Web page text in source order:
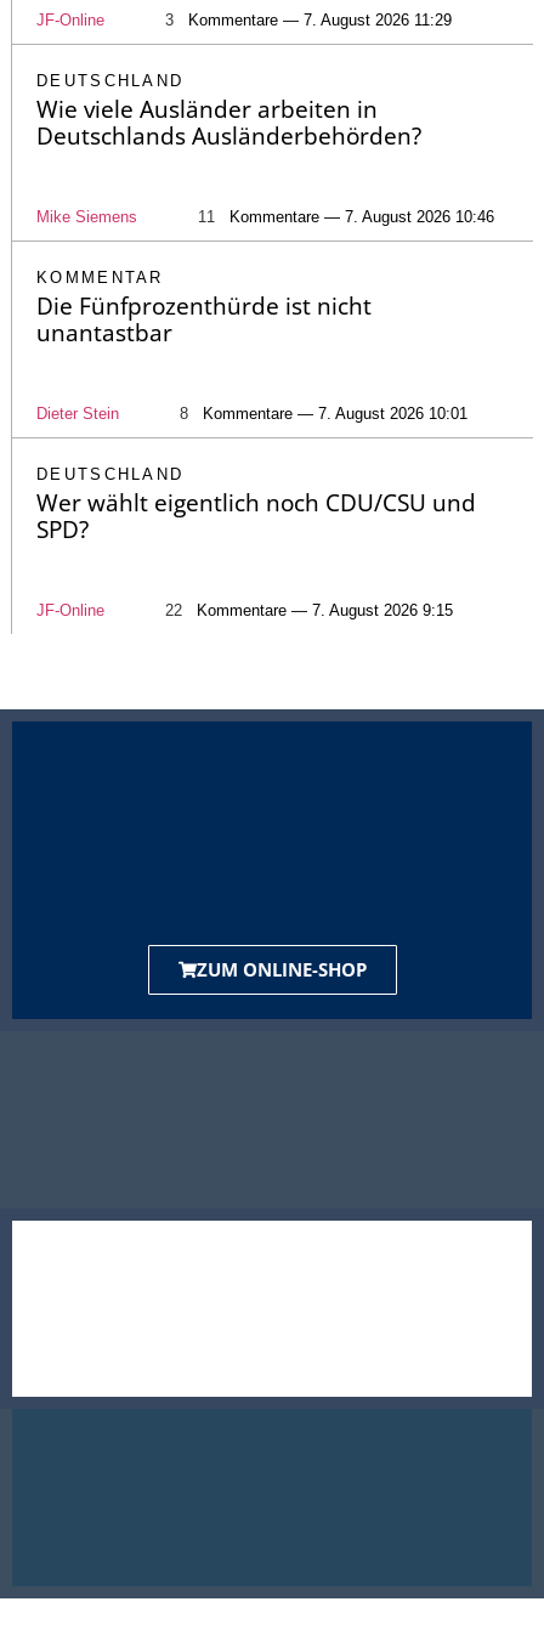
JF-Online 3 Kommentare — 7. August 2026 11:29
DEUTSCHLAND
Wie viele Ausländer arbeiten in
Deutschlands Ausländerbehörden?
Mike Siemens 11 Kommentare — 7. August 2026 10:46
KOMMENTAR
Die Fünfprozenthürde ist nicht
unantastbar
Dieter Stein 8 Kommentare — 7. August 2026 10:01
DEUTSCHLAND
Wer wählt eigentlich noch CDU/CSU und
SPD?
JF-Online 22 Kommentare — 7. August 2026 9:15
ZUM ONLINE-SHOP